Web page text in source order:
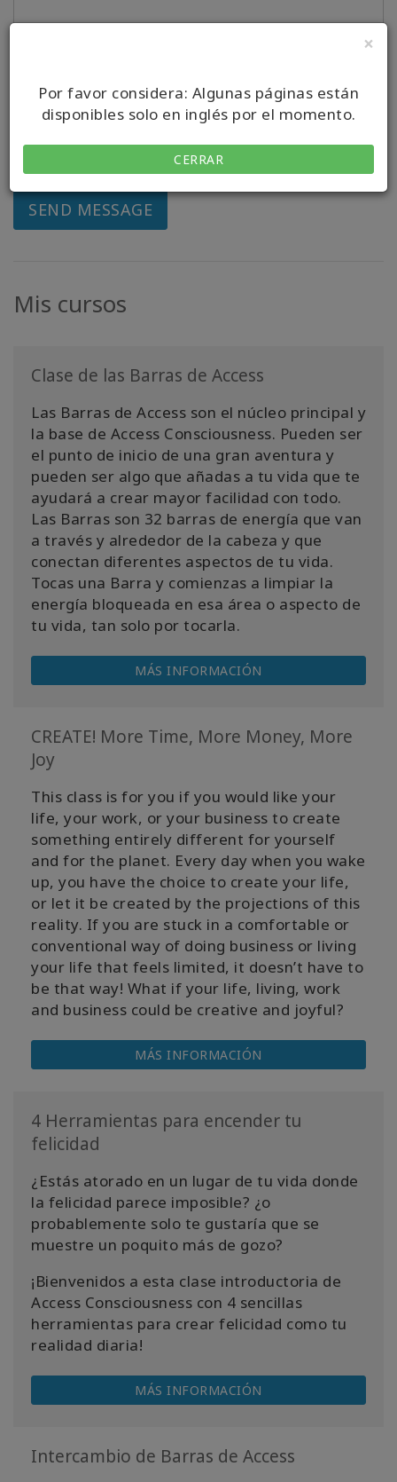
×
Por favor considera: Algunas páginas están
disponibles solo en inglés por el momento.
CERRAR
This site is protected by hCaptcha and its Privacy Policy
and Terms of Service apply.
SEND MESSAGE
Mis cursos
Clase de las Barras de Access
Las Barras de Access son el núcleo principal y
la base de Access Consciousness. Pueden ser
el punto de inicio de una gran aventura y
pueden ser algo que añadas a tu vida que te
ayudará a crear mayor facilidad con todo.
Las Barras son 32 barras de energía que van
a través y alrededor de la cabeza y que
conectan diferentes aspectos de tu vida.
Tocas una Barra y comienzas a limpiar la
energía bloqueada en esa área o aspecto de
tu vida, tan solo por tocarla.
MÁS INFORMACIÓN
CREATE! More Time, More Money, More
Joy
This class is for you if you would like your
life, your work, or your business to create
something entirely different for yourself
and for the planet. Every day when you wake
up, you have the choice to create your life,
or let it be created by the projections of this
reality. If you are stuck in a comfortable or
conventional way of doing business or living
your life that feels limited, it doesn’t have to
be that way! What if your life, living, work
and business could be creative and joyful?
MÁS INFORMACIÓN
4 Herramientas para encender tu
felicidad
¿Estás atorado en un lugar de tu vida donde
la felicidad parece imposible? ¿o
probablemente solo te gustaría que se
muestre un poquito más de gozo?
¡Bienvenidos a esta clase introductoria de
Access Consciousness con 4 sencillas
herramientas para crear felicidad como tu
realidad diaria!
MÁS INFORMACIÓN
Intercambio de Barras de Access